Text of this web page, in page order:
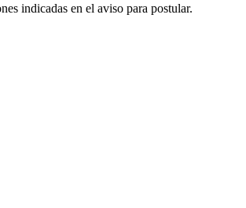
indicadas en el aviso para postular.